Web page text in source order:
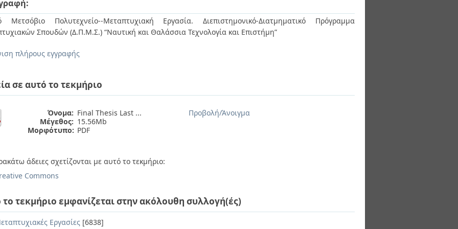
Μετσόβιο Πολυτεχνείο--Μεταπτυχιακή Εργασία. Διεπιστημονικό-Διατμηματικό Πρόγραμμα
Σπουδών (Δ.Π.Μ.Σ.) “Ναυτική και Θαλάσσια Τεχνολογία και Επιστήμη”
πλήρους εγγραφής
σε αυτό το τεκμήριο
Όνομα: Final Thesis Last ...
Μέγεθος: 15.56Mb
Μορφότυπο: PDF
Προβολή/Άνοιγμα
άδειες σχετίζονται με αυτό το τεκμήριο:
Commons
το τεκμήριο εμφανίζεται στην ακόλουθη συλλογή(ές)
Εργασίες [6838]